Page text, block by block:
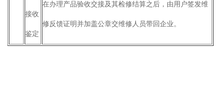
接收
鉴定
在办理产品验收交接及其检修结算之后，由用户签发维
修反馈证明并加盖公章交维修人员带回企业。